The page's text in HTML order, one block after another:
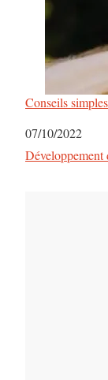
Conseils
Date
07/10/2022
Par rapport à
Développement